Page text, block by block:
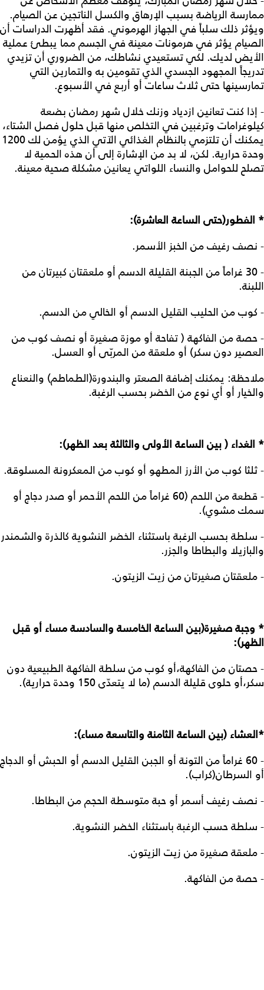
ممارسة الرياضة بسبب الإرهاق والكسل الناتجين عن الصيام.
ويؤثر ذلك سلباً في الجهاز الهرموني. فقد أظهرت الدراسات أن
الصيام يؤثر في هرمونات معينة في الجسم مما يبطئ عملية
الأيض لديك. لكي تستعيدي نشاطك، من الضروري أن تزيدي
تدريجاً المجهود الجسدي الذي تقومين به والتمارين التي
تمارسينها حتى ثلاث ساعات أو أربع في الأسبوع.
- إذا كنت تعانين ازدياد وزنك خلال شهر رمضان بضعة
كيلوغرامات وترغبين في التخلص منها قبل حلول فصل الشتاء،
يمكنك أن تلتزمي بالنظام الغذائي الآتي الذي يؤمن لك 1200
وحدة حرارية. لكن، لا بد من الإشارة إلى أن هذه الحمية لا
تصلح للحوامل والنساء اللواتي يعانين مشكلة صحية معينة.
* الفطور(حتى الساعة العاشرة):
- نصف رغيف من الخبز الأسمر.
- 30 غراماً من الجبنة القليلة الدسم أو ملعقتان كبيرتان من
اللبنة.
- كوب من الحليب القليل الدسم أو الخالي من الدسم.
- حصة من الفاكهة ( تفاحة أو موزة صغيرة أو نصف كوب من
العصير دون سكر) أو ملعقة من المربّى أو العسل.
ملاحظة: يمكنك إضافة الصعتر والبندورة(الطماطم) والنعناع
والخيار أو أي نوع من الخضر بحسب الرغبة.
* الغداء ( بين الساعة الأولى والثالثة بعد الظهر):
- ثلثا كوب من الأرز المطهو أو كوب من المعكرونة المسلوقة.
- قطعة من اللحم (60 غراماً من اللحم الأحمر أو صدر دجاج أو
سمك مشوي).
- سلطة بحسب الرغبة باستثناء الخضر النشوية كالذرة والشمندر
والبازيلا والبطاطا والجزر.
- ملعقتان صغيرتان من زيت الزيتون.
* وجبة صغيرة(بين الساعة الخامسة والسادسة مساء أو قبل
الظهر):
- حصتان من الفاكهة،أو كوب من سلطة الفاكهة الطبيعية دون
سكر،أو حلوى قليلة الدسم (ما لا يتعدّى 150 وحدة حرارية).
*العشاء (بين الساعة الثامنة والتاسعة مساء):
- 60 غراماً من التونة أو الجبن القليل الدسم أو الحبش أو الدجاج
أو السرطان(كراب).
- نصف رغيف أسمر أو حبة متوسطة الحجم من البطاطا.
- سلطة حسب الرغبة باستثناء الخضر النشوية.
- ملعقة صغيرة من زيت الزيتون.
- حصة من الفاكهة.